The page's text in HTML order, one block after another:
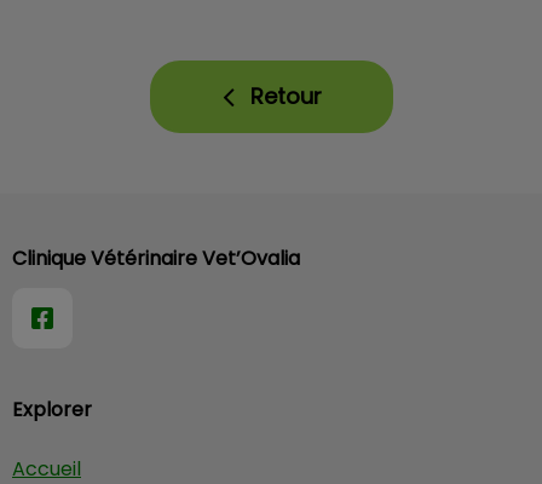
Retour
Explorer
Accueil
Clinique Vétérinaire Vet’Ovalia